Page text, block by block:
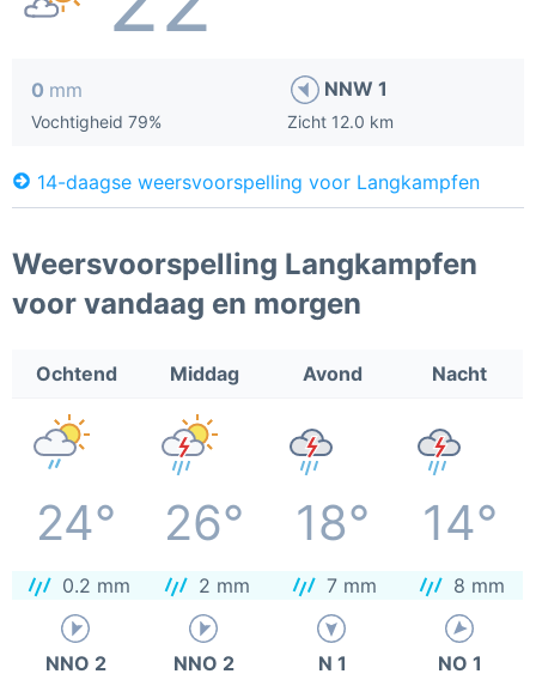
0 mm
Vochtigheid 79%
NNW 1
Zicht 12.0 km
14-daagse weersvoorspelling voor Langkampfen
Weersvoorspelling Langkampfen
voor vandaag en morgen
Ochtend Middag Avond Nacht
24° 26° 18° 14°
0.2 mm 2 mm 7 mm 8 mm
NNO 2 NNO 2 N 1 NO 1